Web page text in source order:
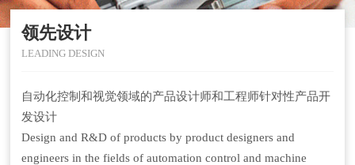
领先设计
LEADING DESIGN
自动化控制和视觉领域的产品设计师和工程师针对性产品开
发设计
Design and R&D of products by product designers and
engineers in the fields of automation control and machine